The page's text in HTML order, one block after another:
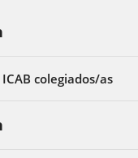
colegiados/as